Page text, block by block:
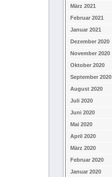
März 2021
Februar 2021
Januar 2021
Dezember 2020
November 2020
Oktober 2020
September 2020
August 2020
Juli 2020
Juni 2020
Mai 2020
April 2020
März 2020
Februar 2020
Januar 2020